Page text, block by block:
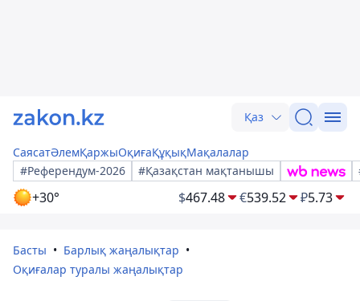
Қаз
СаясатӘлемҚаржыОқиғаҚұқықМақалалар
#Референдум-2026
#Қазақстан мақтанышы
+30° $467.48 €539.52 ₽5.73
Басты
Барлық жаңалықтар
Оқиғалар туралы жаңалықтар